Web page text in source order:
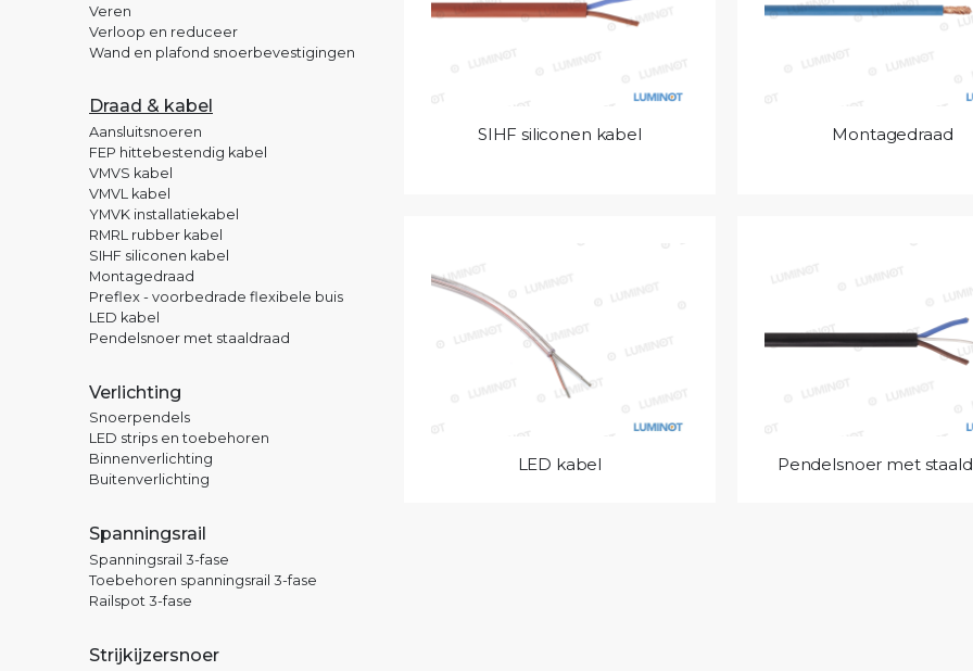
SIHF siliconen kabel Montagedraad
LED kabel Pendelsnoer met
Veren
Verloop en reduceer
Wand en plafond snoerbevestigingen
Draad & kabel
Aansluitsnoeren
FEP hittebestendig kabel
VMVS kabel
VMVL kabel
YMVK installatiekabel
RMRL rubber kabel
SIHF siliconen kabel
Montagedraad
Preflex - voorbedrade flexibele buis
LED kabel
Pendelsnoer met staaldraad
Verlichting
Snoerpendels
LED strips en toebehoren
Binnenverlichting
Buitenverlichting
Spanningsrail
Spanningsrail 3-fase
Toebehoren spanningsrail 3-fase
Railspot 3-fase
Strijkijzersnoer